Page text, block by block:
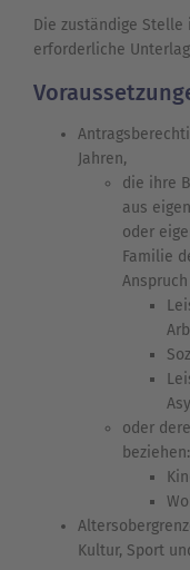
Die zuständige
erforderliche
Jahren,
die ihre
aus
oder
Familie
oder
beziehen:
Kultur, Sport